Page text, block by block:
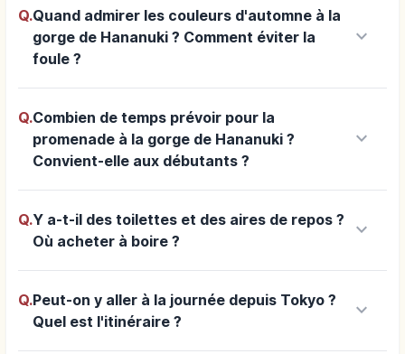
Q.Quand admirer les couleurs d'automne à la
gorge de Hananuki ? Comment éviter la
foule ?
keyboard_arrow_down
Q.Combien de temps prévoir pour la
promenade à la gorge de Hananuki ?
Convient-elle aux débutants ?
keyboard_arrow_down
Q.Y a-t-il des toilettes et des aires de repos ?
Où acheter à boire ?
keyboard_arrow_down
Q.Peut-on y aller à la journée depuis Tokyo ?
Quel est l'itinéraire ?
keyboard_arrow_down